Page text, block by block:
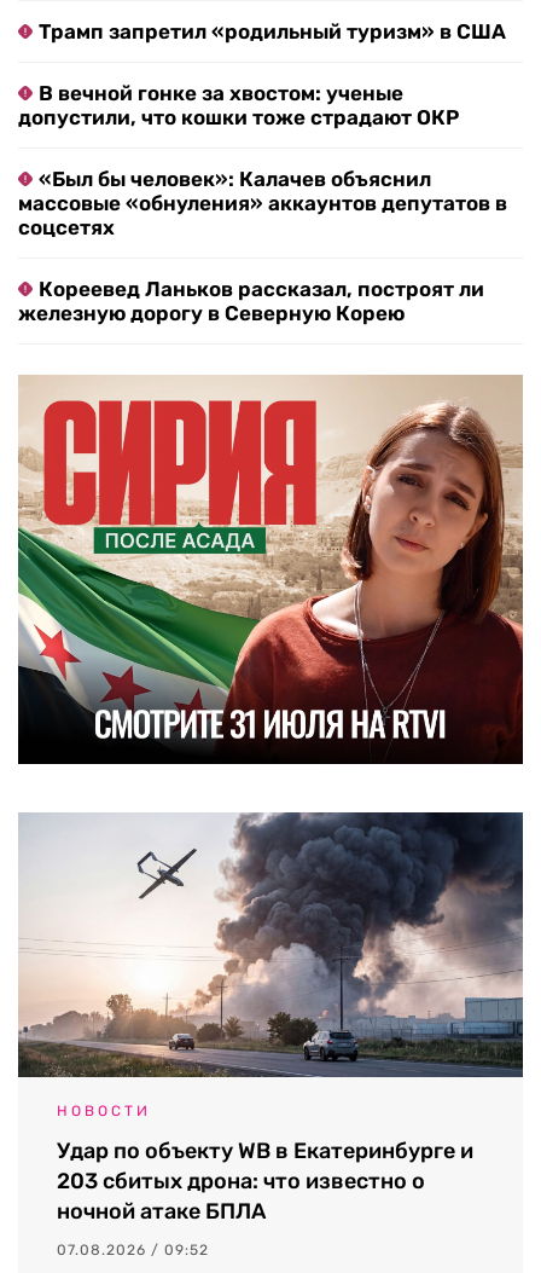
Трамп запретил «родильный туризм» в США
В вечной гонке за хвостом: ученые
допустили, что кошки тоже страдают ОКР
«Был бы человек»: Калачев объяснил
массовые «обнуления» аккаунтов депутатов в
соцсетях
Кореевед Ланьков рассказал, построят ли
железную дорогу в Северную Корею
НОВОСТИ
Удар по объекту WB в Екатеринбурге и
203 сбитых дрона: что известно о
ночной атаке БПЛА
07.08.2026 / 09:52